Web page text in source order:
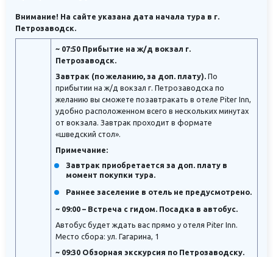
Внимание! На сайте указана дата начала тура в г.
Петрозаводск.
~ 07:50 Прибытие на ж/д вокзал г.
Петрозаводск.
Завтрак (по желанию, за доп. плату). По
прибытии на ж/д вокзал г. Петрозаводска по
желанию вы сможете позавтракать в отеле Piter Inn,
удобно расположенном всего в нескольких минутах
от вокзала. Завтрак проходит в формате
«шведский стол».
Примечание:
Завтрак приобретается за доп. плату в
момент покупки тура.
Раннее заселение в отель не предусмотрено.
~ 09:00 – Встреча с гидом. Посадка в автобус.
Автобус будет ждать вас прямо у отеля Piter Inn.
Место сбора: ул. Гагарина, 1
~ 09:30 Обзорная экскурсия по Петрозаводску.